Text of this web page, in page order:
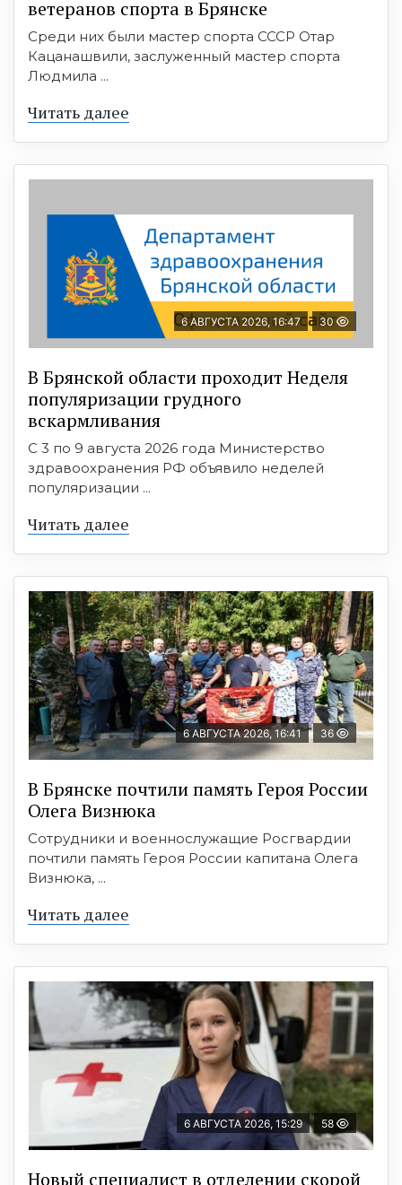
ветеранов спорта в Брянске
Среди них были мастер спорта СССР Отар
Кацанашвили, заслуженный мастер спорта
Людмила ...
Читать далее
6 АВГУСТА 2026, 16:47 30
В Брянской области проходит Неделя
популяризации грудного
вскармливания
С 3 по 9 августа 2026 года Министерство
здравоохранения РФ объявило неделей
популяризации ...
Читать далее
6 АВГУСТА 2026, 16:41 36
В Брянске почтили память Героя России
Олега Визнюка
Сотрудники и военнослужащие Росгвардии
почтили память Героя России капитана Олега
Визнюка, ...
Читать далее
6 АВГУСТА 2026, 15:29 58
Новый специалист в отделении скорой